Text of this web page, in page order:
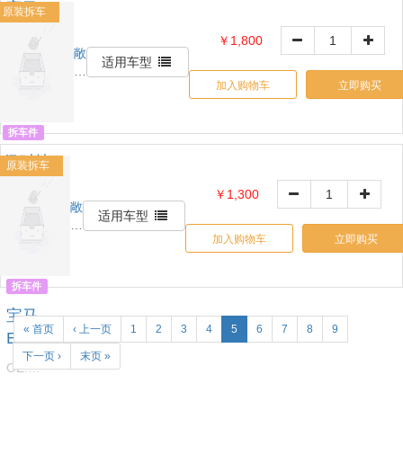
宝马
备箱撑
杆
OE:
0000000
原装拆车
拆车件
保时捷
拉梅拉
3.6 4.8
泵
00000000
敞
适用车型
￥1,800
加入购物车 立即购买
原装拆车
拆车件
宝马
E66
760 高
OE:
敞
适用车型
￥1,300
加入购物车 立即购买
« 首页 ‹ 上一页 1 2 3 4 5 6 7 8 9
下一页 › 末页 »